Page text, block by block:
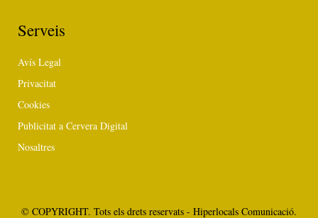
Serveis
Avís Legal
Privacitat
Cookies
Publicitat a Cervera Digital
Nosaltres
© COPYRIGHT. Tots els drets reservats - Hiperlocals Comunicació.